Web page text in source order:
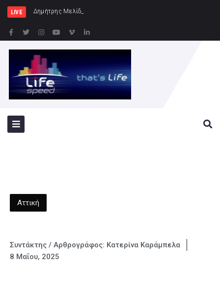
LIVE Δημήτρης Μελίδης: «Ο ΣΥΡΙΖΑ-ΠΣ είναι
Αττική
Συντάκτης / Αρθρογράφος: Κατερίνα Καράμπελα
8 Μαΐου, 2025